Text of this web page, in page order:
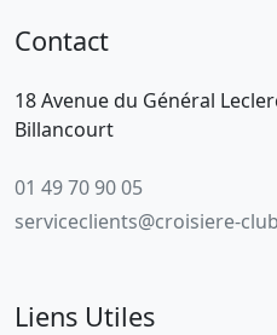
Contact
18 Avenue du Général
Billancourt
01 49 70 90 05
serviceclients@croisiere-
Liens Utiles